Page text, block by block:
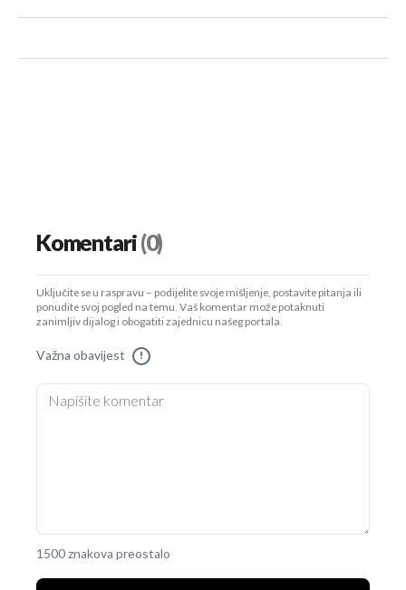
Komentari(0)
Uključite se u raspravu – podijelite svoje mišljenje, postavite pitanja ili
ponudite svoj pogled na temu. Vaš komentar može potaknuti
zanimljiv dijalog i obogatiti zajednicu našeg portala.
Važna obavijest !
1500 znakova preostalo